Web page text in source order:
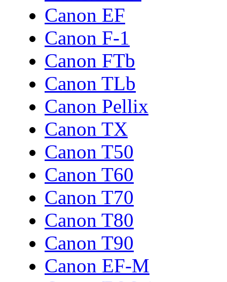
Canon EF
Canon F-1
Canon FTb
Canon TLb
Canon Pellix
Canon TX
Canon T50
Canon T60
Canon T70
Canon T80
Canon T90
Canon EF-M